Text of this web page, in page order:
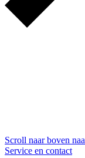
Scroll naar boven
Service en contact